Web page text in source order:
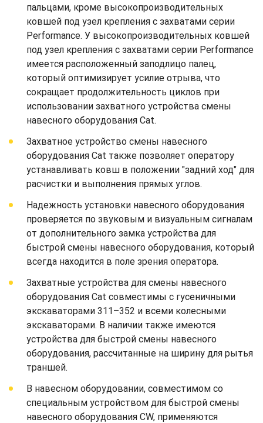
пальцами, кроме высокопроизводительных
ковшей под узел крепления с захватами серии
Performance. У высокопроизводительных ковшей
под узел крепления с захватами серии Performance
имеется расположенный заподлицо палец,
который оптимизирует усилие отрыва, что
сокращает продолжительность циклов при
использовании захватного устройства смены
навесного оборудования Cat.
Захватное устройство смены навесного
оборудования Cat также позволяет оператору
устанавливать ковш в положении "задний ход" для
расчистки и выполнения прямых углов.
Надежность установки навесного оборудования
проверяется по звуковым и визуальным сигналам
от дополнительного замка устройства для
быстрой смены навесного оборудования, который
всегда находится в поле зрения оператора.
Захватные устройства для смены навесного
оборудования Cat совместимы с гусеничными
экскаваторами 311–352 и всеми колесными
экскаваторами. В наличии также имеются
устройства для быстрой смены навесного
оборудования, рассчитанные на ширину для рытья
траншей.
В навесном оборудовании, совместимом со
специальным устройством для быстрой смены
навесного оборудования CW, применяются